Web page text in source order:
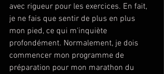
avec rigueur pour les exercices. En fait,
je ne fais que sentir de plus en plus
mon pied, ce qui m'inquiète
profondément. Normalement, je dois
commencer mon programme de
préparation pour mon marathon du